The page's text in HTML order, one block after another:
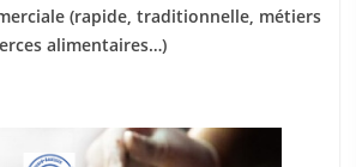
(rapide, traditionnelle, métiers
alimentaires…)